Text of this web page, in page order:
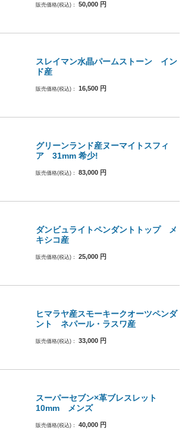
販売価格(税込)： 50,000 円
スレイマン水晶パームストーン イン
ド産
販売価格(税込)： 16,500 円
グリーンランド産ヌーマイトスフィ
ア 31mm 希少!
販売価格(税込)： 83,000 円
ダンビュライトペンダントトップ メ
キシコ産
販売価格(税込)： 25,000 円
ヒマラヤ産スモーキークオーツペンダ
ント ネパール・ラスワ産
販売価格(税込)： 33,000 円
スーパーセブン×革ブレスレット
10mm メンズ
販売価格(税込)： 40,000 円